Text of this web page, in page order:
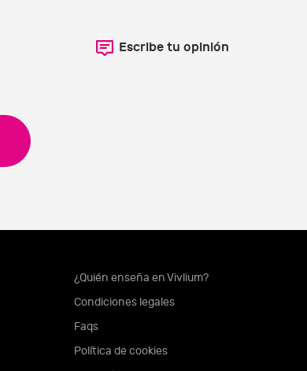
Escribe tu opinión
¿Quién enseña en Vivlium?
Condiciones legales
Faqs
Política de cookies